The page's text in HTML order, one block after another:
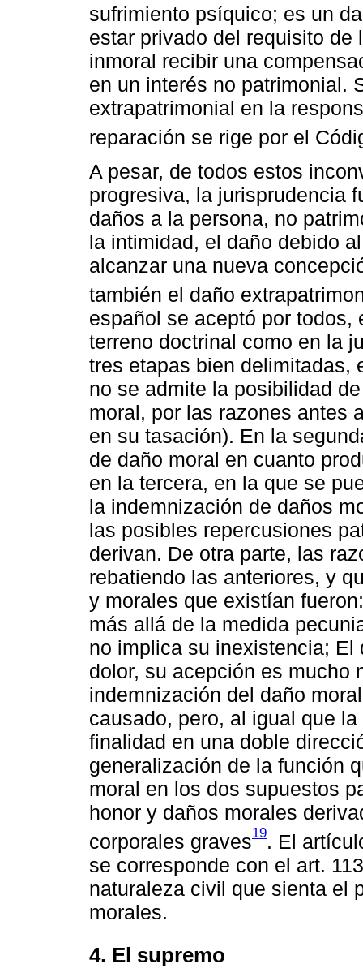
sufrimiento psíquico; es un
estar privado del requisito
inmoral recibir una
en un interés no patrimonial.
extrapatrimonial en la
reparación se rige por el
A pesar, de todos estos
progresiva, la jurisprudencia
daños a la persona, no
la intimidad, el daño debido
alcanzar una nueva
también el daño
español se aceptó por
terreno doctrinal como en la
tres etapas bien delimitadas,
no se admite la posibilidad
moral, por las razones antes
en su tasación). En la
de daño moral en cuanto
en la tercera, en la que se
la indemnización de daños
las posibles repercusiones
derivan. De otra parte, las
rebatiendo las anteriores, y
y morales que existían
más allá de la medida
no implica su inexistencia;
dolor, su acepción es mucho
indemnización del daño
causado, pero, al igual que
finalidad en una doble
generalización de la función
moral en los dos supuestos
honor y daños morales
corporales graves19. El
se corresponde con el art.
naturaleza civil que sienta el
morales.
4. El supremo